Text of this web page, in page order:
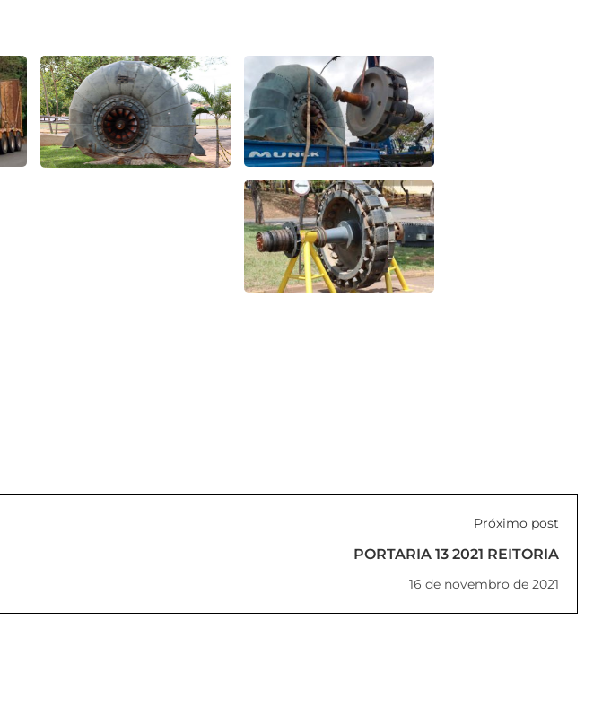
Próximo post
PORTARIA 13 2021 REITORIA
16 de novembro de 2021